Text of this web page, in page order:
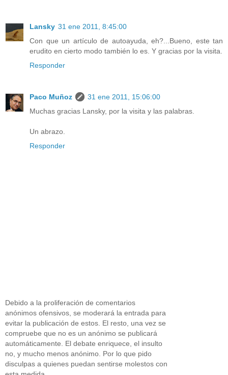
Lansky 31 ene 2011, 8:45:00
Con que un artículo de autoayuda, eh?...Bueno, este tan
erudito en cierto modo también lo es. Y gracias por la visita.
Responder
Paco Muñoz
31 ene 2011, 15:06:00
Muchas gracias Lansky, por la visita y las palabras.
Un abrazo.
Responder
Debido a la proliferación de comentarios
anónimos ofensivos, se moderará la entrada para
evitar la publicación de estos. El resto, una vez se
compruebe que no es un anónimo se publicará
automáticamente. El debate enriquece, el insulto
no, y mucho menos anónimo. Por lo que pido
disculpas a quienes puedan sentirse molestos con